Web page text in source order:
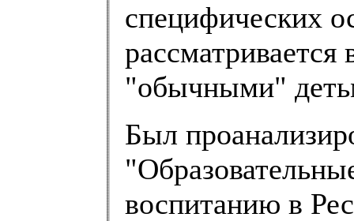
специфических
рассматривается
"обычными"
Был
воспитанию в